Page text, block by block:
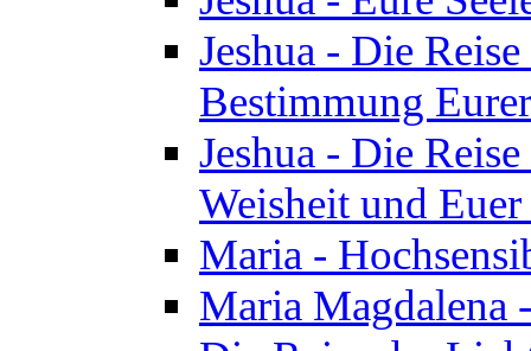
Jeshua - Die
Bestimmung
Jeshua - Die
Weisheit und
Maria -
Maria Magdalena